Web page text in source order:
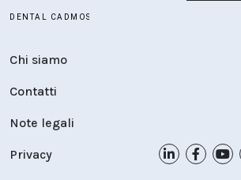
Chi siamo
Contatti
Note legali
Privacy